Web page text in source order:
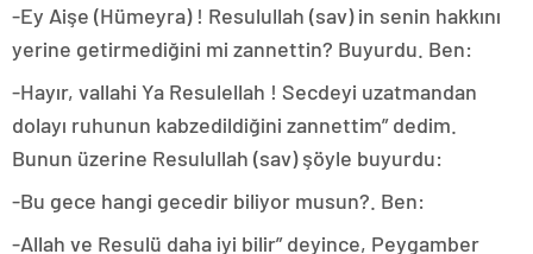
-Ey Aişe (Hümeyra) ! Resulullah (sav) in senin hakkını
yerine getirmediğini mi zannettin? Buyurdu. Ben:
-Hayır, vallahi Ya Resulellah ! Secdeyi uzatmandan
dolayı ruhunun kabzedildiğini zannettim” dedim.
Bunun üzerine Resulullah (sav) şöyle buyurdu:
-Bu gece hangi gecedir biliyor musun?. Ben:
-Allah ve Resulü daha iyi bilir” deyince, Peygamber